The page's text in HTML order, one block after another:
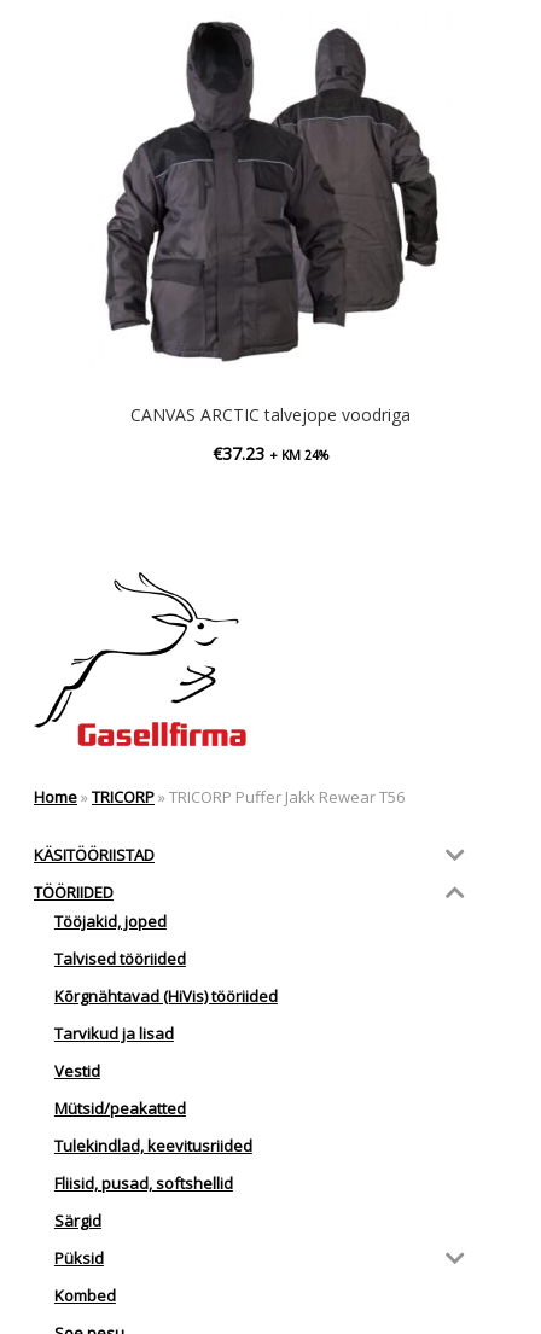
CANVAS ARCTIC talvejope voodriga
€37.23 + KM 24%
Home»TRICORP»TRICORP Puffer Jakk Rewear T56
KÄSITÖÖRIISTAD
TÖÖRIIDED
Tööjakid, joped
Talvised tööriided
Kõrgnähtavad (HiVis) tööriided
Tarvikud ja lisad
Vestid
Mütsid/peakatted
Tulekindlad, keevitusriided
Fliisid, pusad, softshellid
Särgid
Püksid
Kombed